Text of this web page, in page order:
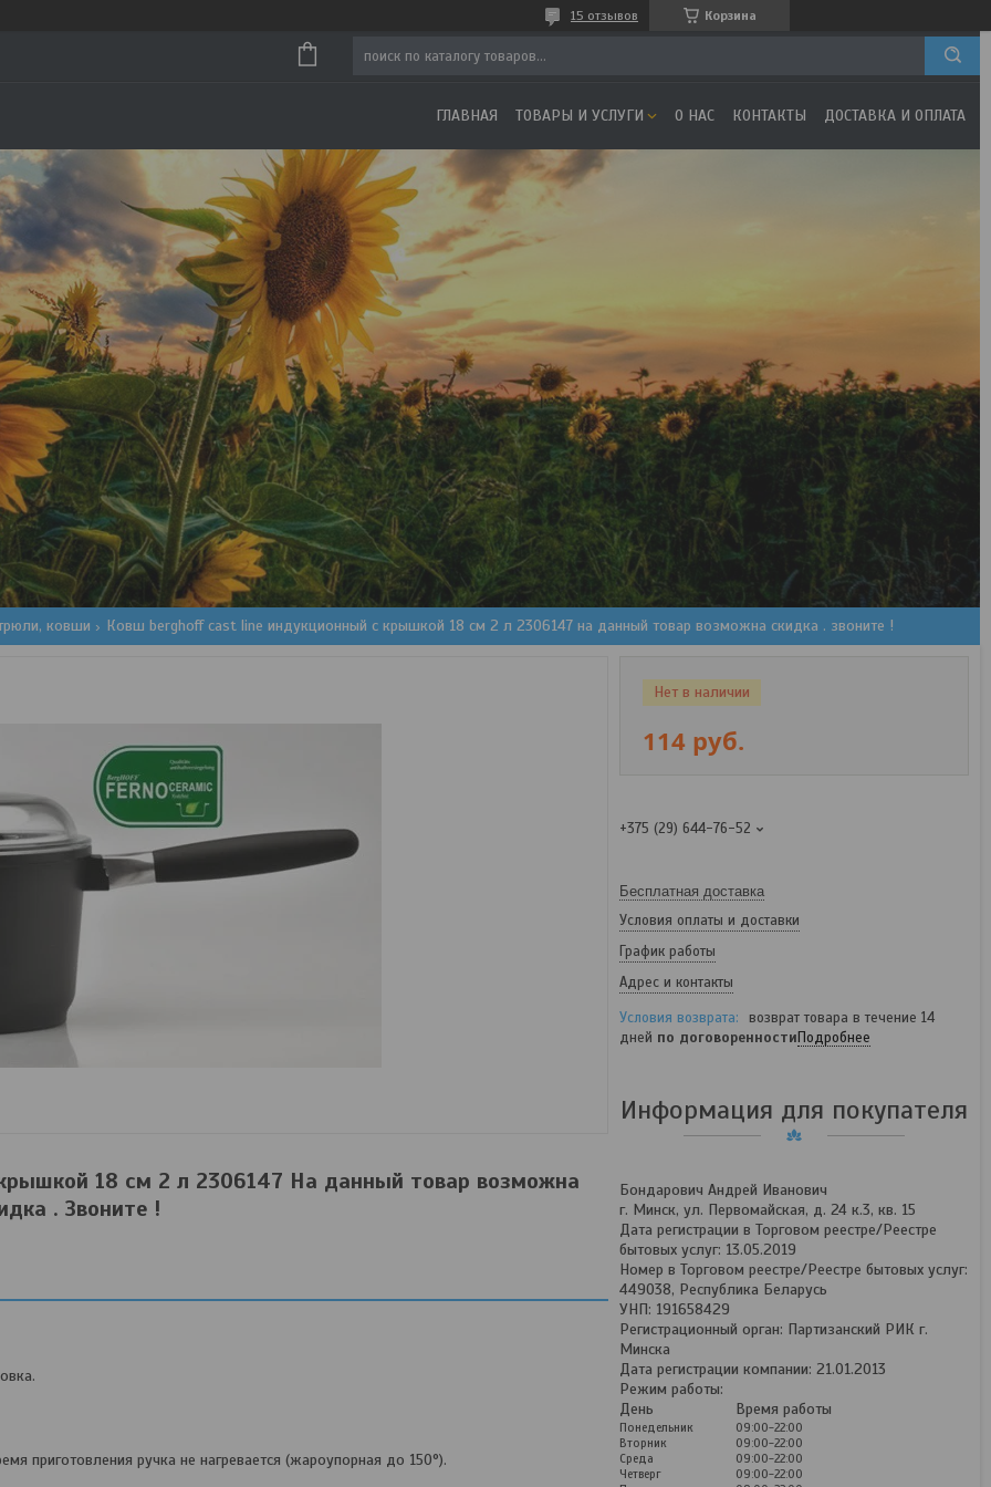
Корзина
15 отзывов
ГЛАВНАЯ ТОВАРЫ И УСЛУГИ О НАС КОНТАКТЫ ДОСТАВКА И ОПЛАТА
ковши Ковш berghoff cast line индукционный с крышкой 18 см 2 л 2306147 на данный товар возможна скидка . звоните !
18 см 2 л 2306147 На данный товар возможна
. Звоните !
приготовления ручка не нагревается (жароупорная до 150°).
Нет в наличии
114 руб.
+375 (29) 644-76-52
Бесплатная доставка
Условия оплаты и доставки
График работы
Адрес и контакты
возврат товара в течение 14
дней по договоренностиПодробнее
Информация для покупателя
Бондарович Андрей Иванович
г. Минск, ул. Первомайская, д. 24 к.3, кв. 15
Дата регистрации в Торговом реестре/Реестре
бытовых услуг: 13.05.2019
Номер в Торговом реестре/Реестре бытовых услуг:
449038, Республика Беларусь
УНП: 191658429
Регистрационный орган: Партизанский РИК г.
Минска
Дата регистрации компании: 21.01.2013
Режим работы:
День
Время работы
Понедельник
09:00-22:00
Вторник
09:00-22:00
Среда
09:00-22:00
Четверг
09:00-22:00